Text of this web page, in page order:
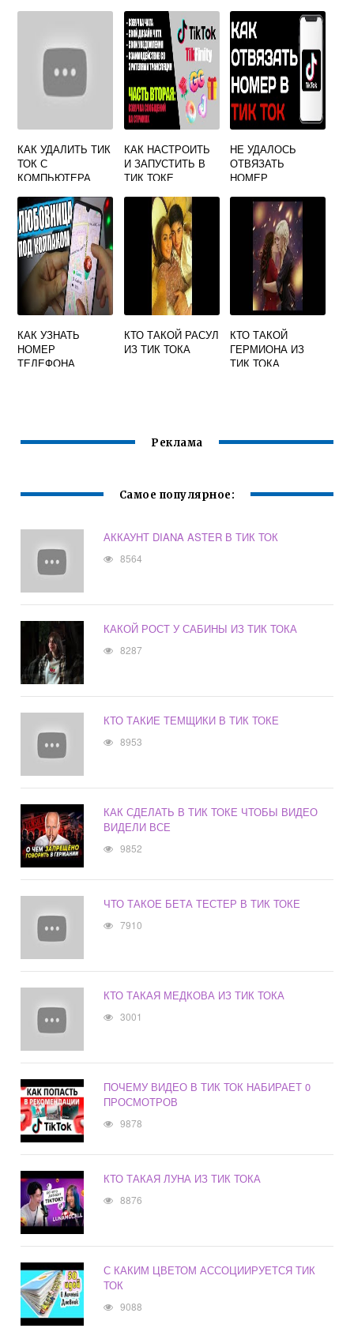
КАК УДАЛИТЬ ТИК
ТОК С
КОМПЬЮТЕРА
КАК НАСТРОИТЬ
И ЗАПУСТИТЬ В
ТИК ТОКЕ
НЕ УДАЛОСЬ
ОТВЯЗАТЬ
НОМЕР
НАСТРОЕК
БЕЗОПАСНОСТИ
ТИК ТОК
КАК УЗНАТЬ
НОМЕР
ТЕЛЕФОНА
КТО ТАКОЙ РАСУЛ
ИЗ ТИК ТОКА
КТО ТАКОЙ
ГЕРМИОНА ИЗ
ТИК ТОКА
Реклама
Самое популярное:
АККАУНТ DIANA ASTER В ТИК ТОК
8564
КАКОЙ РОСТ У САБИНЫ ИЗ ТИК ТОКА
8287
КТО ТАКИЕ ТЕМЩИКИ В ТИК ТОКЕ
8953
КАК СДЕЛАТЬ В ТИК ТОКЕ ЧТОБЫ ВИДЕО
ВИДЕЛИ ВСЕ
9852
ЧТО ТАКОЕ БЕТА ТЕСТЕР В ТИК ТОКЕ
7910
КТО ТАКАЯ МЕДКОВА ИЗ ТИК ТОКА
3001
ПОЧЕМУ ВИДЕО В ТИК ТОК НАБИРАЕТ 0
ПРОСМОТРОВ
9878
КТО ТАКАЯ ЛУНА ИЗ ТИК ТОКА
8876
С КАКИМ ЦВЕТОМ АССОЦИИРУЕТСЯ ТИК
ТОК
9088